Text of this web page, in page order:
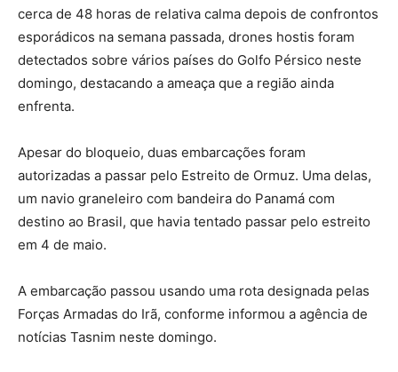
cerca de 48 horas de relativa calma depois de confrontos
esporádicos na semana passada, drones hostis foram
detectados sobre vários países do Golfo Pérsico neste
domingo, destacando a ameaça que a região ainda
enfrenta.
Apesar do bloqueio, duas embarcações foram
autorizadas a passar pelo Estreito de Ormuz. Uma delas,
um navio graneleiro com bandeira do Panamá com
destino ao Brasil, que havia tentado passar pelo estreito
em 4 de maio.
A embarcação passou usando uma rota designada pelas
Forças Armadas do Irã, conforme informou a agência de
notícias Tasnim neste domingo.